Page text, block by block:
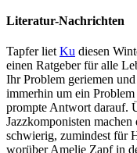
Literatur-Nachrichten
Tapfer liet Ku diesen
einen Ratgeber für alle
Ihr Problem geriemen
immerhin um ein
prompte Antwort darauf.
Jazzkomponisten machen
schwierig, zumindest für
worüber Amelie Zapf in